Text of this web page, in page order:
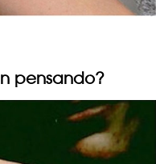
pensando?